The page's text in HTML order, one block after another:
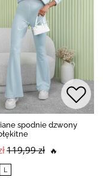
spodnie dzwony
119,99 zł 🔥
L